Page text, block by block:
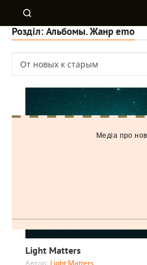
Розділ: Альбомы. Жанр emo
Light Matters
Автор: Light Matters
Медiа про